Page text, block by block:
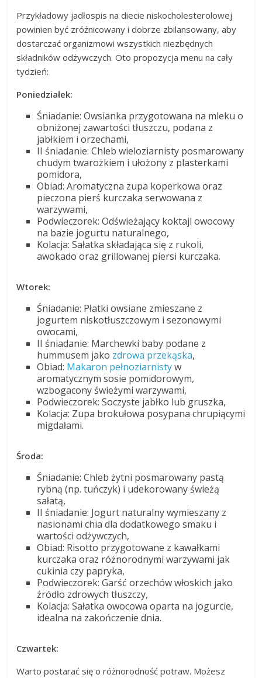
Przykładowy jadłospis na diecie niskocholesterolowej
powinien być zróżnicowany i dobrze zbilansowany, aby
dostarczać organizmowi wszystkich niezbędnych
składników odżywczych. Oto propozycja menu na cały
tydzień:
Poniedziałek:
Śniadanie: Owsianka przygotowana na mleku o
obniżonej zawartości tłuszczu, podana z
jabłkiem i orzechami,
II śniadanie: Chleb wieloziarnisty posmarowany
chudym twarożkiem i ułożony z plasterkami
pomidora,
Obiad: Aromatyczna zupa koperkowa oraz
pieczona pierś kurczaka serwowana z
warzywami,
Podwieczorek: Odświeżający koktajl owocowy
na bazie jogurtu naturalnego,
Kolacja: Sałatka składająca się z rukoli,
awokado oraz grillowanej piersi kurczaka.
Wtorek:
Śniadanie: Płatki owsiane zmieszane z
jogurtem niskotłuszczowym i sezonowymi
owocami,
II śniadanie: Marchewki baby podane z
hummusem jako zdrowa przekąska,
Obiad: Makaron pełnoziarnistyw
aromatycznym sosie pomidorowym,
wzbogacony świeżymi warzywami,
Podwieczorek: Soczyste jabłko lub gruszka,
Kolacja: Zupa brokułowa posypana chrupiącymi
migdałami.
Środa:
Śniadanie: Chleb żytni posmarowany pastą
rybną (np. tuńczyk) i udekorowany świeżą
sałatą,
II śniadanie: Jogurt naturalny wymieszany z
nasionami chia dla dodatkowego smaku i
wartości odżywczych,
Obiad: Risotto przygotowane z kawałkami
kurczaka oraz różnorodnymi warzywami jak
cukinia czy papryka,
Podwieczorek: Garść orzechów włoskich jako
źródło zdrowych tłuszczy,
Kolacja: Sałatka owocowa oparta na jogurcie,
idealna na zakończenie dnia.
Czwartek:
Warto postarać się o różnorodność potraw. Możesz